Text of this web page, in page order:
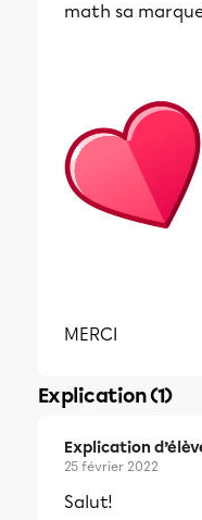
math sa
MERCI
Explication (1)
Explication
25 février 2022
Salut!